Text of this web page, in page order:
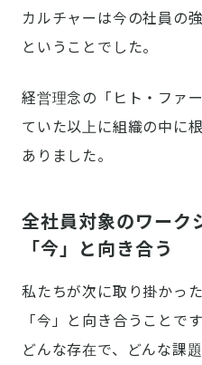
カルチャーは今の社員の
ということでした。
経営理念の「ヒト・ファ
ていた以上に組織の中に
ありました。
全社員対象のワーク
「今」と向き合う
私たちが次に取り掛かっ
「今」と向き合うことで
どんな存在で、どんな課